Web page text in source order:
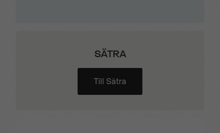
SÄTRA
Till Sätra